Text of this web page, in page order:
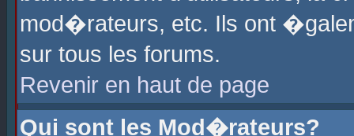
mod�rateurs, etc. Ils ont
sur tous les forums.
Revenir en haut de page
Qui sont les Mod�rateurs?